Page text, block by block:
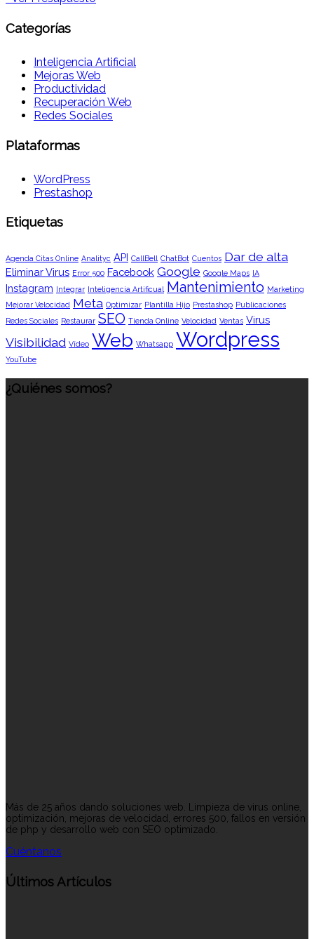
Categorías
Inteligencia Artificial
Mejoras Web
Productividad
Recuperación Web
Redes Sociales
Plataformas
WordPress
Prestashop
Etiquetas
Agenda Citas Online Analityc API CallBell ChatBot Cuentos Dar de alta
Eliminar Virus Error 500 Facebook Google Google Maps IA
Instagram Integrar Inteligencia Artificual Mantenimiento Marketing
Mejorar Velocidad Meta Optimizar Plantilla Hijo Prestashop Publicaciones
Redes Sociales Restaurar SEO Tienda Online Velocidad Ventas Virus
Visibilidad Vídeo Web Whatsapp Wordpress
YouTube
¿Quiénes somos?
Más de 25 años dando soluciones web. Limpieza de virus online,
optimización, mejoras de velocidad, errores 500, fallos en versión
de php y desarrollo web con SEO optimizado.
Cuéntanos
Últimos Artículos